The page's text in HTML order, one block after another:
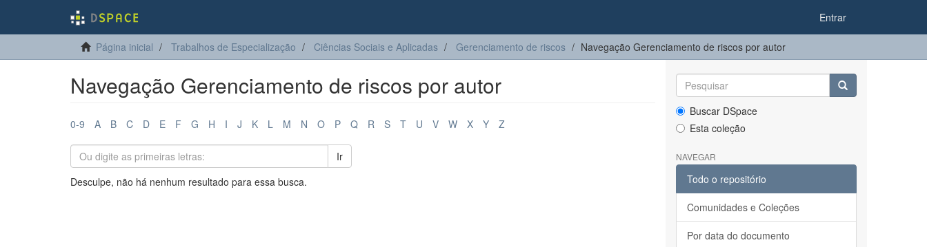
Entrar
Página inicial Trabalhos de Especialização Ciências Sociais e Aplicadas Gerenciamento de riscos Navegação Gerenciamento de riscos por autor
Navegação Gerenciamento de riscos por autor
0-9 A B C D E F G H I J K L M N O P Q R S T U V W X Y Z
Ir
Desculpe, não há nenhum resultado para essa busca.
Buscar DSpace
Esta coleção
NAVEGAR
Todo o repositório
Comunidades e Coleções
Por data do documento